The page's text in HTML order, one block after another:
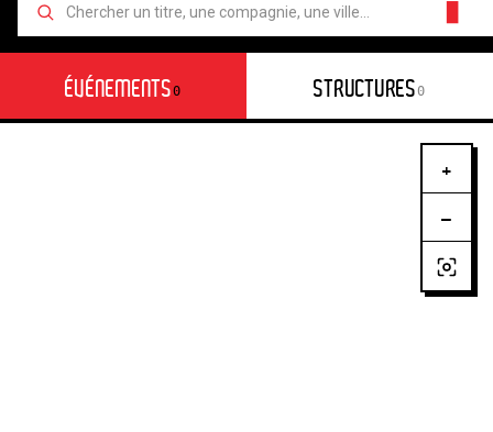
ÉVÉNEMENTS0 STRUCTURES0
+
−